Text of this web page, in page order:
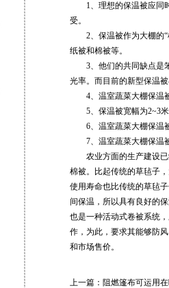
1、理想的保温被应同时
受。
2、保温被作为大棚的“
纸被和棉被等。
3、他们的共同缺点是笨
光率。而目前的新型保温
4、温室蔬菜大棚保温被
5、保温被宽幅为2~3米
6、温室蔬菜大棚保温被
7、温室蔬菜大棚保温被
农业方面的生产建设已
棉被。比起传统的草毡子
使用寿命也比传统的草毡
间保温，所以具有良好的
也是一种活动式卷被系统
作，为此，要求其能够防
和市场售价。
上一篇： 阻燃篷布可运用